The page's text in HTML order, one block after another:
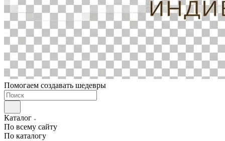
Помогаем создавать шедевры
Каталог
По всему сайту
По каталогу